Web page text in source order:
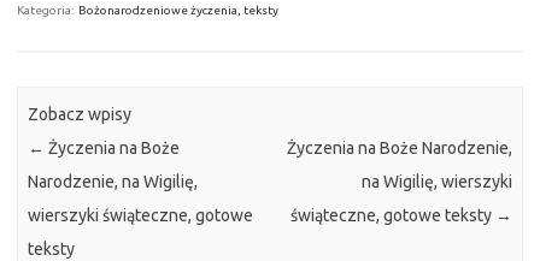
Kategoria: Bożonarodzeniowe życzenia, teksty
Zobacz wpisy
← Życzenia na Boże
Narodzenie, na Wigilię,
wierszyki świąteczne, gotowe
teksty
Życzenia na Boże Narodzenie,
na Wigilię, wierszyki
świąteczne, gotowe teksty →